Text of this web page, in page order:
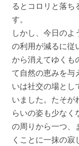
るとコロリと落ち
す。
しかし、今日の
の利用が減るに従
から消えてゆくも
て自然の恵みを与
いは社交の場とし
いました。たそが
らいの姿も少なく
の周りから一つ、
くことに一抹の寂